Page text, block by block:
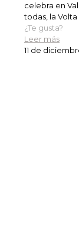
celebra en
todas, la Volta
¿Te gusta?
Leer más
11 de